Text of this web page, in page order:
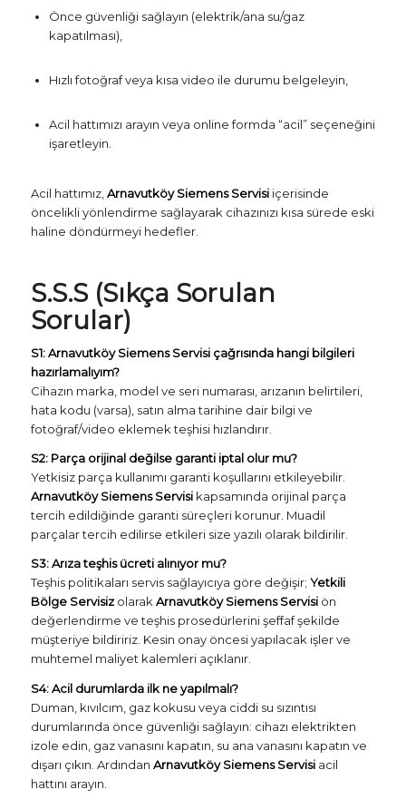
Önce güvenliği sağlayın (elektrik/ana su/gaz
kapatılması),
Hızlı fotoğraf veya kısa video ile durumu belgeleyin,
Acil hattımızı arayın veya online formda “acil” seçeneğini
işaretleyin.
Acil hattımız,Arnavutköy Siemens Servisiiçerisinde
öncelikli yönlendirme sağlayarak cihazınızı kısa sürede eski
haline döndürmeyi hedefler.
S.S.S (Sıkça Sorulan
Sorular)
S1: Arnavutköy Siemens Servisi çağrısında hangi bilgileri
hazırlamalıyım?
Cihazın marka, model ve seri numarası, arızanın belirtileri,
hata kodu (varsa), satın alma tarihine dair bilgi ve
fotoğraf/video eklemek teşhisi hızlandırır.
S2: Parça orijinal değilse garanti iptal olur mu?
Yetkisiz parça kullanımı garanti koşullarını etkileyebilir.
Arnavutköy Siemens Servisikapsamında orijinal parça
tercih edildiğinde garanti süreçleri korunur. Muadil
parçalar tercih edilirse etkileri size yazılı olarak bildirilir.
S3: Arıza teşhis ücreti alınıyor mu?
Teşhis politikaları servis sağlayıcıya göre değişir; Yetkili
Bölge ServisizolarakArnavutköy Siemens Servisiön
değerlendirme ve teşhis prosedürlerini şeffaf şekilde
müşteriye bildiririz. Kesin onay öncesi yapılacak işler ve
muhtemel maliyet kalemleri açıklanır.
S4: Acil durumlarda ilk ne yapılmalı?
Duman, kıvılcım, gaz kokusu veya ciddi su sızıntısı
durumlarında önce güvenliği sağlayın: cihazı elektrikten
izole edin, gaz vanasını kapatın, su ana vanasını kapatın ve
dışarı çıkın. Ardından Arnavutköy Siemens Servisiacil
hattını arayın.